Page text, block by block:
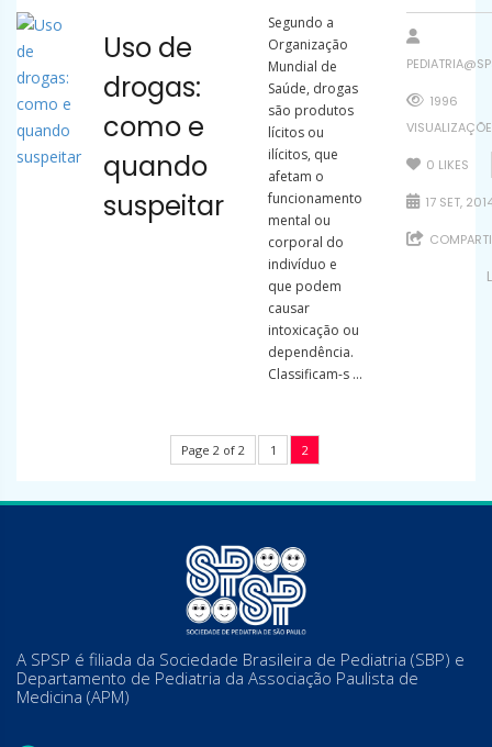
Uso de
drogas:
como e
quando
suspeitar
Segundo a
Organização
Mundial de
Saúde, drogas
são produtos
lícitos ou
ilícitos, que
afetam o
funcionamento
mental ou
corporal do
indivíduo e
que podem
causar
intoxicação ou
dependência.
Classificam-s ...
1996
0 LIKES
17 SET,
Page 2 of 2 1 2
A SPSP é filiada da Sociedade Brasileira de Pediatria (SBP) e
Departamento de Pediatria da Associação Paulista de
Medicina (APM)